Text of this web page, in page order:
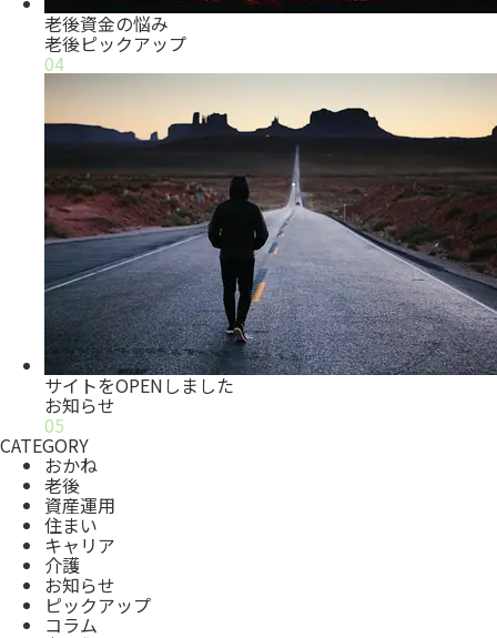
老後資金の悩み
老後ピックアップ
04
サイトをOPENしました
お知らせ
05
CATEGORY
おかね
老後
資産運用
住まい
キャリア
介護
お知らせ
ピックアップ
コラム